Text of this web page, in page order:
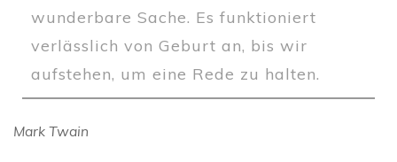
wunderbare Sache. Es funktioniert
verlässlich von Geburt an, bis wir
aufstehen, um eine Rede zu halten.
Mark Twain